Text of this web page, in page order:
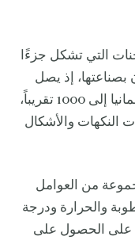
التي تشكل جزءًا
بصناعتها، إذ يصل
عدد أصناف المخبوزات المعروفة في ألمانيا إلى 1000 تقريباً،
النكهات والأشكال
من العوامل
والحرارة ودرجة
على الحصول على